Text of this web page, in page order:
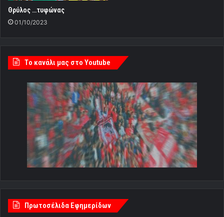
Θρύλος …τυφώνας
01/10/2023
Tο κανάλι μας στο Youtube
Πρωτοσέλιδα Εφημερίδων